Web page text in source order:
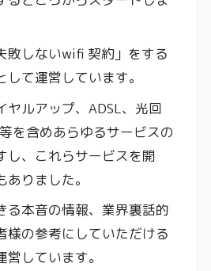
敗しないwifi 契約」をする
て運営しています。
ヤルアップ、ADSL、光回
を含めあらゆるサービスの
し、これらサービスを開
りました。
る本音の情報、業界裏話的
様の参考にしていただける
しています。